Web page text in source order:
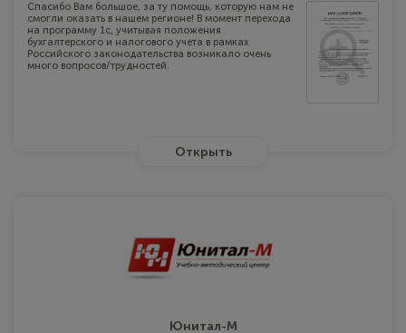
Спасибо Вам большое, за ту помощь, которую нам не
смогли оказать в нашем регионе! В момент перехода
на программу 1с, учитывая положения
бухгалтерского и налогового учета в рамках
Российского законодательства возникало очень
много вопросов/трудностей.
Открыть
Юнитал-М